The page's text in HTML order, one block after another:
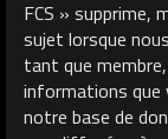
FCS » supprime,
sujet lorsque
tant que
informations que
notre base de